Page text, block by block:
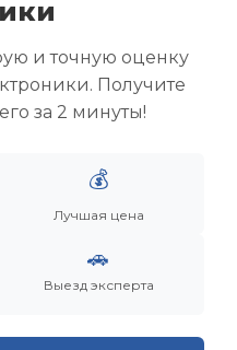
у)
оборудования
и точную оценку
Получите
за 2 минуты!
💰
Лучшая цена
🚗
Выезд эксперта